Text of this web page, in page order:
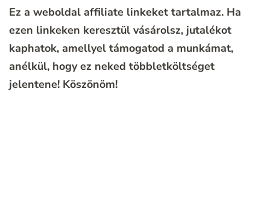
Ez a weboldal affiliate linkeket tartalmaz. Ha
ezen linkeken keresztül vásárolsz, jutalékot
kaphatok, amellyel támogatod a munkámat,
anélkül, hogy ez neked többletköltséget
jelentene! Köszönöm!